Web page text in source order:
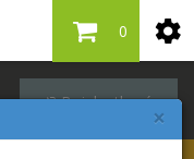
×
Bejelentkezés
0